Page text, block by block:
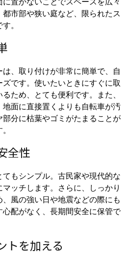
市部や狭い庭など、限られたス
。
、取り付けが非常に簡単で、自
です。使いたいときにすぐに取
ため、とても便利です。また、
面に直接置くよりも自転車が汚
分に枯葉やゴミがたまることが
全性
もシンプル。古民家や現代的な
ッチします。さらに、しっかり
風の強い日や地震などの際にも
配がなく、長期間安全に保管で
トを加える